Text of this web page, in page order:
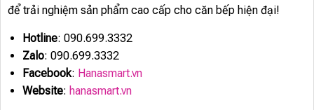
để trải nghiệm sản phẩm cao cấp cho căn bếp hiện đại!
Hotline: 090.699.3332
Zalo: 090.699.3332
Facebook: Hanasmart.vn
Website: hanasmart.vn